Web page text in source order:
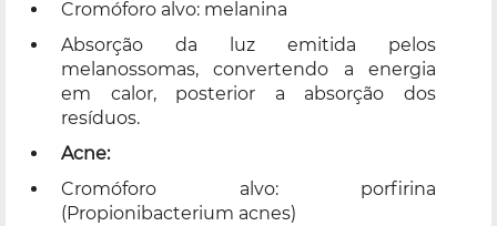
Cromóforo alvo: melanina
Absorção da luz emitida pelos
melanossomas, convertendo a energia
em calor, posterior a absorção dos
resíduos.
Acne:
Cromóforo alvo: porfirina
(Propionibacterium acnes)